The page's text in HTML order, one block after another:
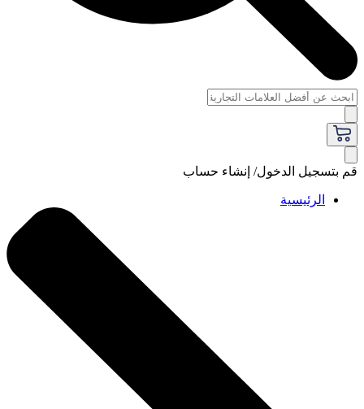
قم بتسجيل الدخول/ إنشاء حساب
الرئيسية